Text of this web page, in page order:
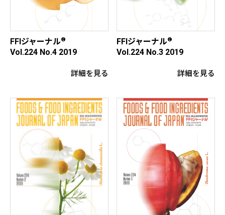
FFIジャーナル®
Vol.224 No.4 2019
詳細を見る
FFIジャーナル®
Vol.224 No.3 2019
詳細を見る